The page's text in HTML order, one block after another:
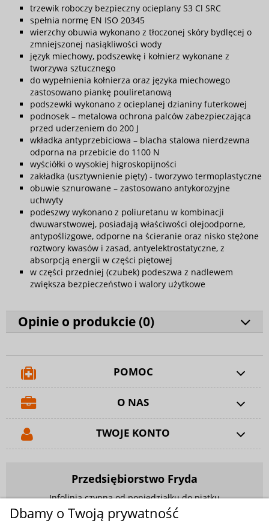
trzewik roboczy bezpieczny ocieplany S3 Cl SRC
spełnia normę EN ISO 20345
wierzchy obuwia wykonano z tłoczonej skóry bydlęcej o
zmniejszonej nasiąkliwości wody
język miechowy, podszewkę i kołnierz wykonane z
tworzywa sztucznego
do wypełnienia kołnierza oraz języka miechowego
zastosowano piankę pouliretanową
podszewki wykonano z ocieplanej dzianiny futerkowej
podnosek – metalowa ochrona palców zabezpieczająca
przed uderzeniem do 200 J
wkładka antyprzebiciowa – blacha stalowa nierdzewna
odporna na przebicie do 1100 N
wyściółki o wysokiej higroskopijności
zakładka (usztywnienie pięty) - tworzywo termoplastyczne
obuwie sznurowane – zastosowano antykorozyjne
uchwyty
podeszwy wykonano z poliuretanu w kombinacji
dwuwarstwowej, posiadają właściwości olejoodporne,
antypoślizgowe, odporne na ścieranie oraz nisko stężone
roztwory kwasów i zasad, antyelektrostatyczne, z
absorpcją energii w części piętowej
w części przedniej (czubek) podeszwa z nadlewem
zwiększa bezpieczeństwo i walory użytkowe
Opinie o produkcie (0)
POMOC
O NAS
TWOJE KONTO
Przedsiębiorstwo Fryda
Infolinia czynna od poniedziałku do piątku
w godzinach 9.00 - 17.00
Dbamy o Twoją prywatność